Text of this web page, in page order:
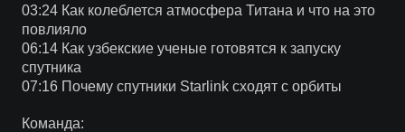
03:24 Как колеблется атмосфера Титана и что на это
повлияло
06:14 Как узбекские ученые готовятся к запуску
спутника
07:16 Почему спутники Starlink сходят с орбиты
Команда: